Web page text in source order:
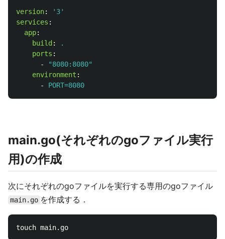
version: ' 3'
services :
app:
build :
.
ports :
-
"8080:8080"
environment :
-
PORT=8080
main.go(それぞれのgoファイル実行
用)の作成
次にそれぞれのgoファイルを実行する専用のgoファイル
main.go を作成する．